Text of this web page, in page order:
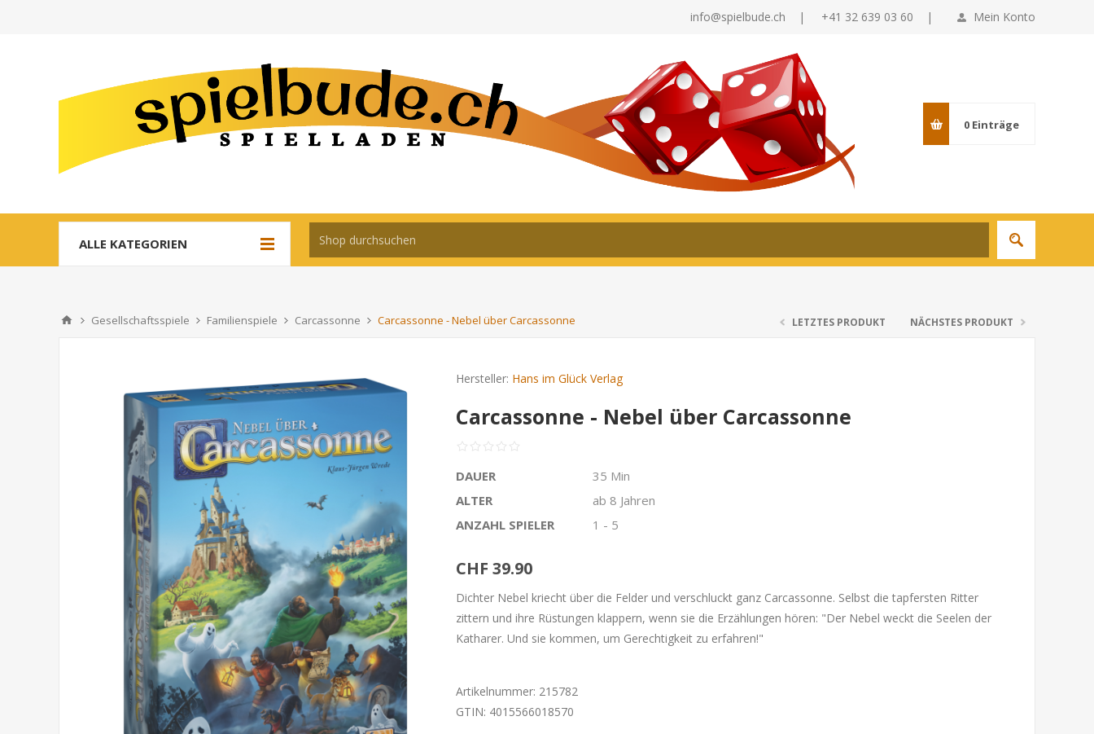
Mein Konto
info@spielbude.ch | +41 32 639 03 60 |
0 Einträge
ALLE KATEGORIEN
Gesellschaftsspiele Familienspiele Carcassonne Carcassonne - Nebel über Carcassonne LETZTES PRODUKT NÄCHSTES PRODUKT
Hersteller: Hans im Glück Verlag
Carcassonne - Nebel über Carcassonne
DAUER
35 Min
ALTER
ab 8 Jahren
ANZAHL SPIELER
1 - 5
CHF 39.90
Dichter Nebel kriecht über die Felder und verschluckt ganz Carcassonne. Selbst die tapfersten Ritter
zittern und ihre Rüstungen klappern, wenn sie die Erzählungen hören: "Der Nebel weckt die Seelen der
Katharer. Und sie kommen, um Gerechtigkeit zu erfahren!"
Artikelnummer: 215782
GTIN: 4015566018570